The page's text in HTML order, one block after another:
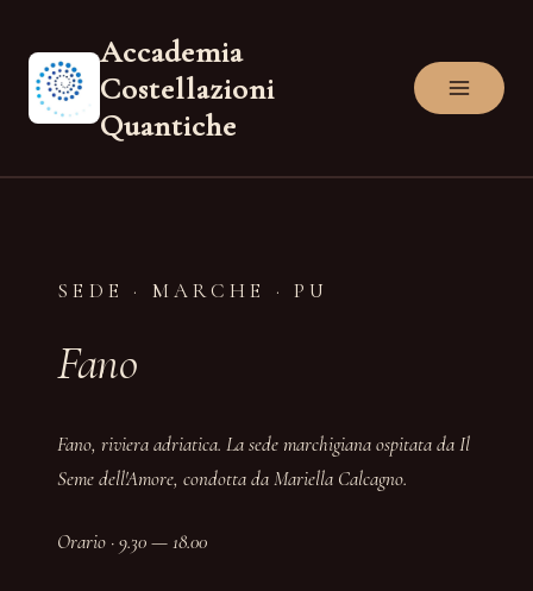
contenuto
Accademia
Costellazioni
Quantiche
SEDE · MARCHE · PU
Fano
Fano, riviera adriatica. La sede marchigiana ospitata da Il
Seme dell'Amore, condotta da Mariella Calcagno.
Orario · 9.30 — 18.00